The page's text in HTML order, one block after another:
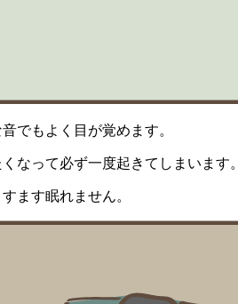
でもよく目が覚めます。
なって必ず一度起きてしまいます。
ます眠れません。